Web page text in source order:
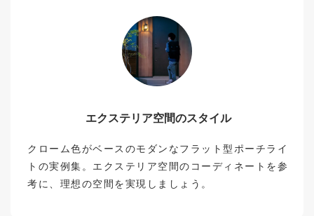
エクステリア空間のスタイル
クローム色がベースのモダンなフラット型ポーチライ
トの実例集。エクステリア空間のコーディネートを参
考に、理想の空間を実現しましょう。